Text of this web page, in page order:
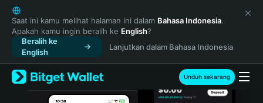
English
日本語
Tiếng Việt
Русский
Español (Latinoamérica)
Türkçe
Italiano
Saat ini kamu melihat halaman ini dalam Bahasa Indonesia.
Apakah kamu ingin beralih ke English?
Beralih ke
English
Lanjutkan dalam Bahasa Indonesia
Unduh sekarang